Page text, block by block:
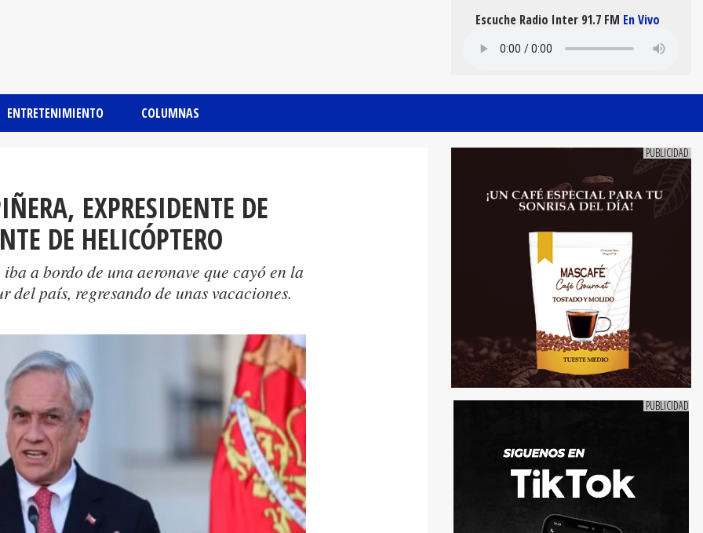
ENTRETENIMIENTO COLUMNAS
Escuche Radio Inter 91.7 FM En Vivo
EXPRESIDENTE DE
DE HELICÓPTERO
a bordo de una aeronave que cayó en la
del país, regresando de unas vacaciones.